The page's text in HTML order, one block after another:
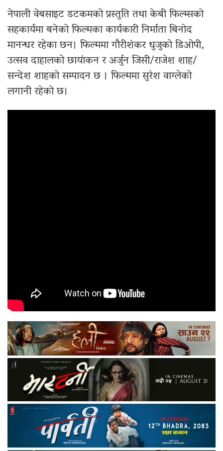
नेपाली वेबसाइट डटकमको प्रस्तुति तथा केबी फिल्म्सको
सहकार्यमा बनेको फिल्मका कार्यकारी निर्माता बिनोद
मानन्धर रहेका छन। फिल्ममा गौरीशंकर धुजुको डिओपी,
उत्सव दाहालको छायांकन र अर्जुन जिसी/राजेश शाह/
सन्देश शाहको सम्पादन छ । फिल्ममा सुरेश वाग्लेको
लगानी रहेको छ।